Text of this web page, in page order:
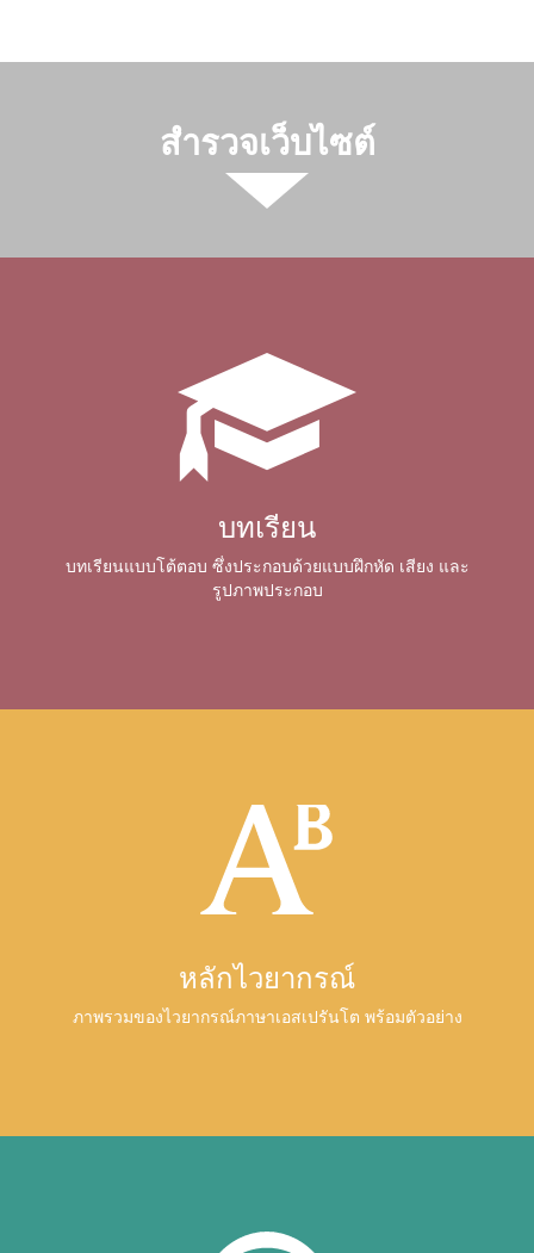
สำรวจเว็บไซต์
บทเรียน
บทเรียนแบบโต้ตอบ ซึ่งประกอบด้วยแบบฝึกหัด เสียง และ
รูปภาพประกอบ
หลักไวยากรณ์
ภาพรวมของไวยากรณ์ภาษาเอสเปรันโต พร้อมตัวอย่าง